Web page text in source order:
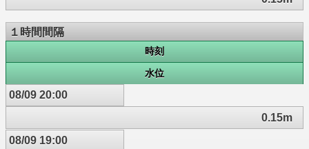
１時間間隔
時刻
水位
08/09 20:00
0.15m
08/09 19:00